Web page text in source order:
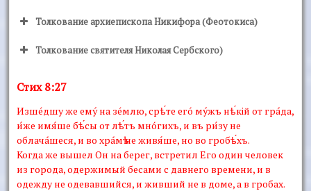
Толкование архиепископа Никифора (Феотокиса)
Толкование святителя Николая Сербского)
Стих 8:27
Изшéдшу же емý на зéмлю, срѣ́те егó мýжъ нѣ́кiй от грáда,
и́же имя́ше бѣ́сы от лѣ́тъ мнóгихъ, и въ ри́зу не
облачáшеся, и во хрáмѣ не живя́ше, но во гробѣ́хъ.
Когда же вышел Он на берег, встретил Его один человек
из города, одержимый бесами с давнего времени, и в
одежду не одевавшийся, и живший не в доме, а в гробах.